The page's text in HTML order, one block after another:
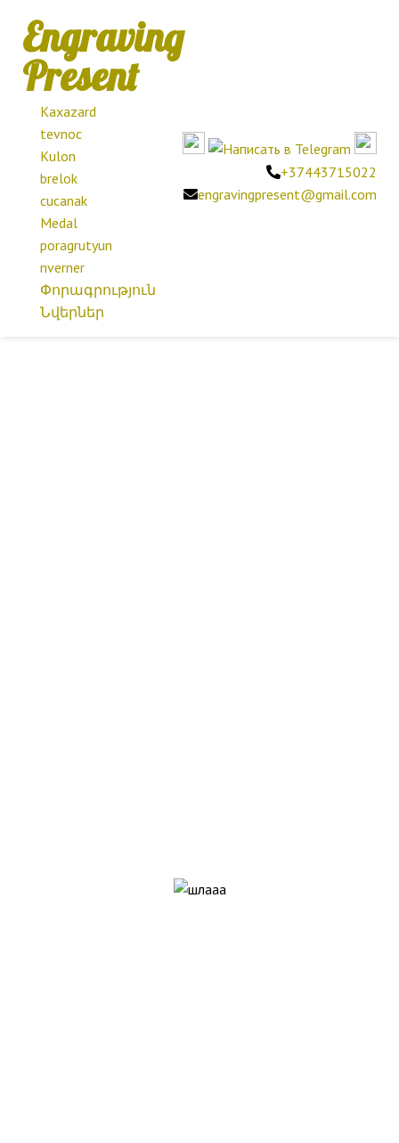
Engraving
Present
Kaxazard
tevnoc
Kulon
brelok
cucanak
Medal
poragrutyun
nverner
Փորագրություն
Նվերներ
+37443715022
engravingpresent@gmail.com